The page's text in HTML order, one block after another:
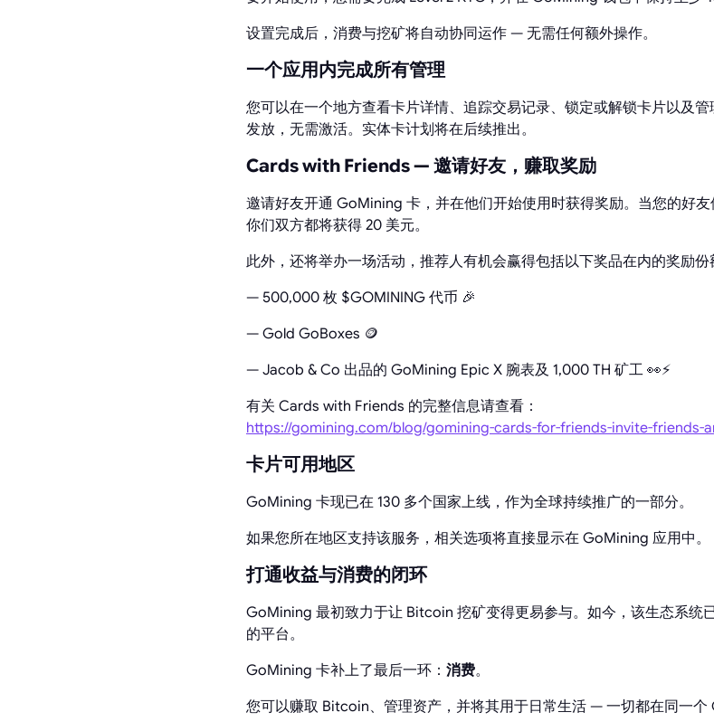
设置完成后，消费与挖矿将自动协同运作 — 无需任何额外操作。
一个应用内完成所有管理
您可以在一个地方查看卡片详情、追踪交易记录、锁定或解锁卡片以及
发放，无需激活。实体卡计划将在后续推出。
Cards with Friends — 邀请好友，赚取奖励
邀请好友开通 GoMining 卡，并在他们开始使用时获得奖励。当您的好
你们双方都将获得 20 美元。
此外，还将举办一场活动，推荐人有机会赢得包括以下奖品在内的奖励份
— 500,000 枚 $GOMINING 代币 🎉
— Gold GoBoxes 🪙
— Jacob & Co 出品的 GoMining Epic X 腕表及 1,000 TH 矿工 👀⚡
有关 Cards with Friends 的完整信息请查看：
https://gomining.com/blog/gomining-cards-for-friends-invite-friends-
卡片可用地区
GoMining 卡现已在 130 多个国家上线，作为全球持续推广的一部分。
如果您所在地区支持该服务，相关选项将直接显示在 GoMining 应用中。
打通收益与消费的闭环
GoMining 最初致力于让 Bitcoin 挖矿变得更易参与。如今，该生态系统
的平台。
GoMining 卡补上了最后一环： 消费。
您可以赚取 Bitcoin、管理资产，并将其用于日常生活 — 一切都在同一个